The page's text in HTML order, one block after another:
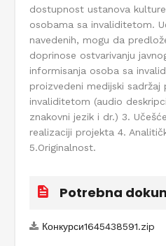
dostupnost ustanova
osobama sa invaliditetom.
navedenih, mogu da
doprinose ostvarivanju
informisanja osoba sa
proizvedeni medijski
invaliditetom (audio
znakovni jezik i dr.) 3.
realizaciji projekta 4.
5.Originalnost.
Potrebna
Конкурси1645438591.zip